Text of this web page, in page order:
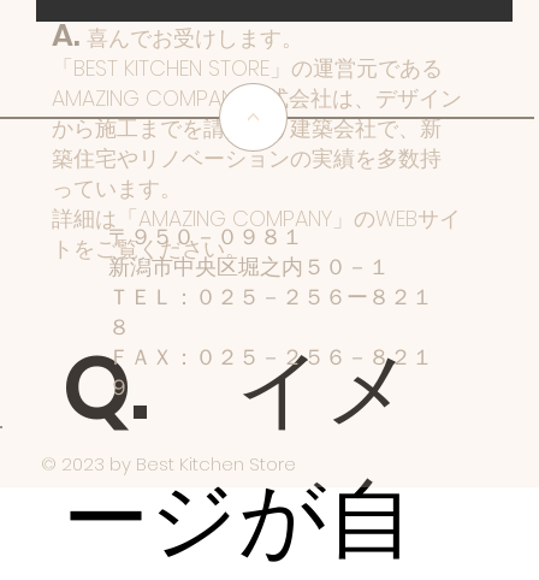
A.喜んでお受けします。
「BEST KITCHEN STORE」の運営元である
AMAZING COMPANY株式会社は、デザイン
から施工までを請け負う建築会社で、新
築住宅やリノベーションの実績を多数持
っています。
​詳細は「AMAZING COMPANY」のWEBサイ
トをご覧ください。
Q. イメ
ージが自
© 2023 by Best Kitchen Store
〒９５０－０９８１
新潟市中央区堀之内５０－１
ＴＥＬ：０２５－２５６ー８２１
８
ＦＡＸ：０２５－２５６－８２１
９
<